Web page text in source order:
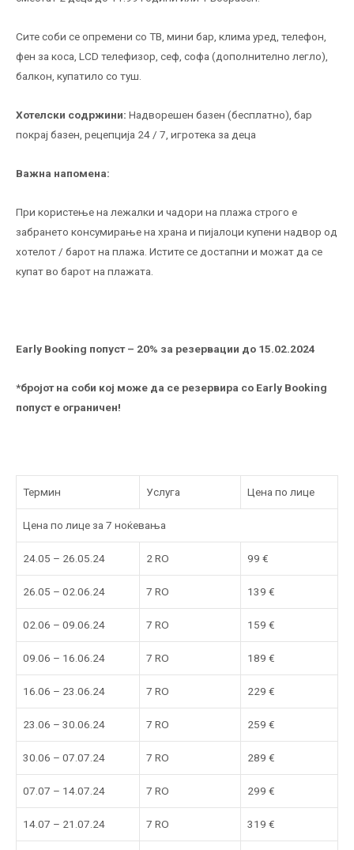
Сите соби се опремени со ТВ, мини бар, клима уред, телефон,
фен за коса, LCD телефизор, сеф, софа (дополнително легло),
балкон, купатило со туш.
Хотелски содржини: Надворешен базен (бесплатно), бар
покрај базен, рецепција 24 / 7, игротека за деца
Важна напомена:
При користење на лежалки и чадори на плажа строго е
забрането консумирање на храна и пијалоци купени надвор од
хотелот / барот на плажа. Истите се достапни и можат да се
купат во барот на плажата.
Early Booking попуст – 20% за резервации до 15.02.2024
*бројот на соби кој може да се резервира со Early Booking
попуст е ограничен!
Термин Услуга Цена по лице
Цена по лице за 7 ноќевања
24.05 – 26.05.24 2 RO 99 €
26.05 – 02.06.24 7 RO 139 €
02.06 – 09.06.24 7 RO 159 €
09.06 – 16.06.24 7 RO 189 €
16.06 – 23.06.24 7 RO 229 €
23.06 – 30.06.24 7 RO 259 €
30.06 – 07.07.24 7 RO 289 €
07.07 – 14.07.24 7 RO 299 €
14.07 – 21.07.24 7 RO 319 €